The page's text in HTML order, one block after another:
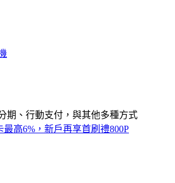
期、行動支付，與其他多種方式
最高6%，新戶再享首刷禮800P